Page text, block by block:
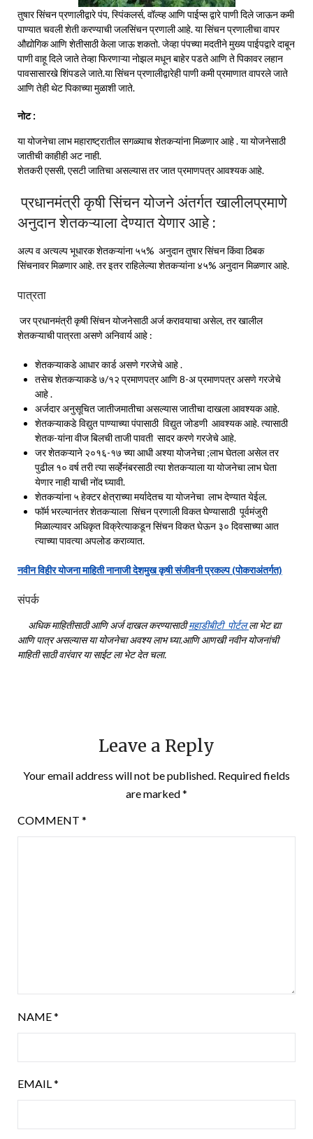
तुषार सिंचन प्रणालीद्वारे पंप, स्पिंकलर्स, वॉल्व्ह आणि पाईप्स द्वारे पाणी दिले जाऊन कमी
पाण्यात चवली शेती करण्याची जलसिंचन प्रणाली आहे. या सिंचन प्रणालीचा वापर
औद्योगिक आणि शेतीसाठी केला जाऊ शकतो. जेव्हा पंपच्या मदतीने मुख्य पाईपद्वारे दाबून
पाणी वाहू दिले जाते तेव्हा फिरणाऱ्या नोझल मधून बाहेर पडते आणि ते पिकावर लहान
पावसासारखे शिंपडले जाते.या सिंचन प्रणालीद्वारेही पाणी कमी प्रमाणात वापरले जाते
आणि तेही थेट पिकाच्या मुळाशी जाते.
नोट :
या योजनेचा लाभ महाराष्ट्रातील सगळ्याच शेतकऱ्यांना मिळणार आहे . या योजनेसाठी
जातीची काहीही अट नाही.
शेतकरी एससी, एसटी जातिचा असल्यास तर जात प्रमाणपत्र आवश्यक आहे.
प्रधानमंत्री कृषी सिंचन योजने अंतर्गत खालीलप्रमाणे
अनुदान शेतकऱ्याला देण्यात येणार आहे :
अल्प व अत्यल्प भूधारक शेतकऱ्यांना ५५% अनुदान तुषार सिंचन किंवा ठिबक
सिंचनावर मिळणार आहे. तर इतर राहिलेल्या शेतकऱ्यांना ४५% अनुदान मिळणार आहे.
पात्रता
जर प्रधानमंत्री कृषी सिंचन योजनेसाठी अर्ज करावयाचा असेल, तर खालील
शेतकऱ्याची पात्रता असणे अनिवार्य आहे :
शेतकऱ्याकडे आधार कार्ड असणे गरजेचे आहे .
तसेच शेतकऱ्याकडे ७/१२ प्रमाणपत्र आणि 8-अ प्रमाणपत्र असणे गरजेचे
आहे .
अर्जदार अनुसूचित जातीजमातीचा असल्यास जातीचा दाखला आवश्यक आहे.
शेतकऱ्याकडे विद्युत पाण्याच्या पंपासाठी विद्युत जोडणी आवश्यक आहे. त्यासाठी
शेतक-यांना वीज बिलची ताजी पावती सादर करणे गरजेचे आहे.
जर शेतकऱ्याने २०१६-१७ च्या आधी अश्या योजनेचा ;लाभ घेतला असेल तर
पुढील १० वर्ष तरी त्या सर्व्हेनंबरसाठी त्या शेतकऱ्याला या योजनेचा लाभ घेता
येणार नाही याची नोंद घ्यावी.
शेतकऱ्यांना ५ हेक्टर क्षेत्राच्या मर्यादेतच या योजनेचा लाभ देण्यात येईल.
फॉर्म भरल्यानंतर शेतकऱ्याला सिंचन प्रणाली विकत घेण्यासाठी पूर्वमंजुरी
मिळाल्यावर अधिकृत विक्रेत्याकडून सिंचन विकत घेऊन ३० दिवसाच्या आत
त्याच्या पावत्या अपलोड कराव्यात.
नवीन विहीर योजना माहिती नानाजी देशमुख कृषी संजीवनी प्रकल्प (पोकराअंतर्गत)
संपर्क
अधिक माहितीसाठी आणि अर्ज दाखल करण्यासाठीमहाडीबीटी पोर्टलला भेट द्या
आणि पात्र असल्यास या योजनेचा अवश्य लाभ घ्या.आणि आणखी नवीन योजनांची
माहिती साठी वारंवार या साईट ला भेट देत चला.
Leave a Reply
Your email address will not be published. Required fields
are marked*
COMMENT *
NAME*
EMAIL*